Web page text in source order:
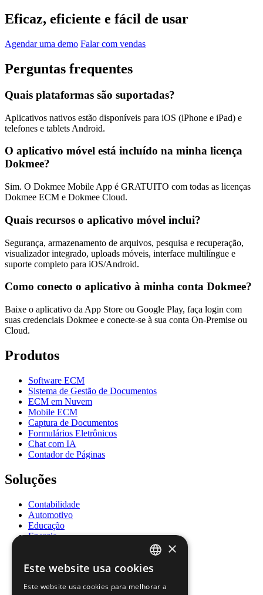
Eficaz, eficiente e fácil de usar
Agendar uma demo Falar com vendas
Perguntas frequentes
Quais plataformas são suportadas?
Aplicativos nativos estão disponíveis para iOS (iPhone e iPad) e
telefones e tablets Android.
O aplicativo móvel está incluído na minha licença
Dokmee?
Sim. O Dokmee Mobile App é GRATUITO com todas as licenças
Dokmee ECM e Dokmee Cloud.
Quais recursos o aplicativo móvel inclui?
Segurança, armazenamento de arquivos, pesquisa e recuperação,
visualizador integrado, uploads móveis, interface multilíngue e
suporte completo para iOS/Android.
Como conecto o aplicativo à minha conta Dokmee?
Baixe o aplicativo da App Store ou Google Play, faça login com
suas credenciais Dokmee e conecte-se à sua conta On-Premise ou
Cloud.
Produtos
Software ECM
Sistema de Gestão de Documentos
ECM em Nuvem
Mobile ECM
Captura de Documentos
Formulários Eletrônicos
Chat com IA
Contador de Páginas
Soluções
Contabilidade
Automotivo
Educação
Energia
Recursos Humanos
Jurídico
ENGLISH
FRENCH
×
Este website usa cookies
Este website usa cookies para melhorar a